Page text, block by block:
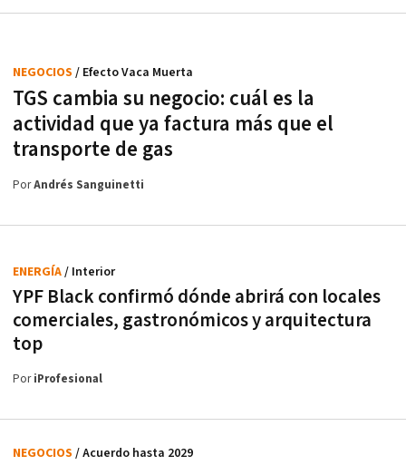
TGS cambia su negocio: cuál es la
actividad que ya factura más que el
transporte de gas
NEGOCIOS / Efecto Vaca Muerta
PorAndrés Sanguinetti
YPF Black confirmó dónde abrirá con locales
comerciales, gastronómicos y arquitectura
top
ENERGÍA/ Interior
PoriProfesional
NEGOCIOS / Acuerdo hasta 2029